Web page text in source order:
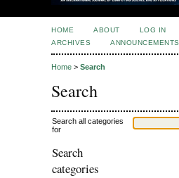
HOME ABOUT LOG IN
ARCHIVES
ANNOUNCEMENTS
Home > Search
Search
Search all categories
for
Search
categories